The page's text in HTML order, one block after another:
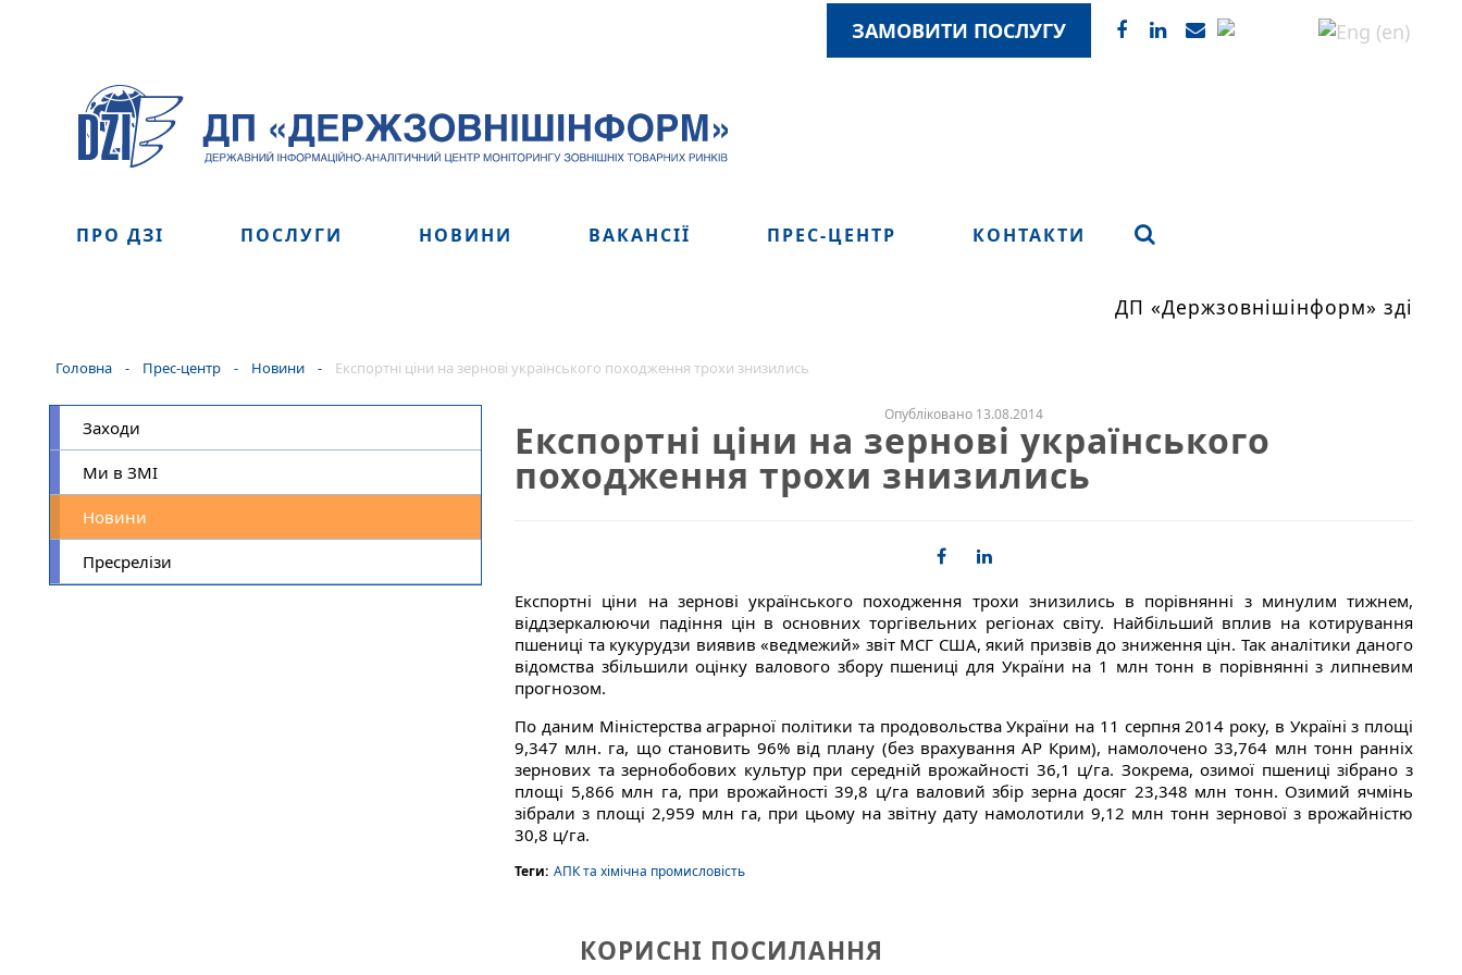
ЗАМОВИТИ ПОСЛУГУ
ПРО ДЗІ ПОСЛУГИ НОВИНИ ВАКАНСІЇ ПРЕС-ЦЕНТР КОНТАКТИ
ДП «Держзовнішінформ»
Головна - Прес-центр - Новини - Експортні ціни на зернові українського походження трохи знизились
Заходи
Ми в ЗМІ
Новини
Пресрелізи
Опубліковано 13.08.2014
Експортні ціни на зернові українського
походження трохи знизились
Експортні ціни на зернові українського походження трохи знизились в порівнянні з минулим тижнем,
віддзеркалюючи падіння цін в основних торгівельних регіонах світу. Найбільший вплив на котирування
пшениці та кукурудзи виявив «ведмежий» звіт МСГ США, який призвів до зниження цін. Так аналітики даного
відомства збільшили оцінку валового збору пшениці для України на 1 млн тонн в порівнянні з липневим
прогнозом.
По даним Міністерства аграрної політики та продовольства України на 11 серпня 2014 року, в Україні з площі
9,347 млн. га, що становить 96% від плану (без врахування АР Крим), намолочено 33,764 млн тонн ранніх
зернових та зернобобових культур при середній врожайності 36,1 ц/га. Зокрема, озимої пшениці зібрано з
площі 5,866 млн га, при врожайності 39,8 ц/га валовий збір зерна досяг 23,348 млн тонн. Озимий ячмінь
зібрали з площі 2,959 млн га, при цьому на звітну дату намолотили 9,12 млн тонн зернової з врожайністю
30,8 ц/га.
Теги: АПК та хімічна промисловість
КОРИСНІ ПОСИЛАННЯ